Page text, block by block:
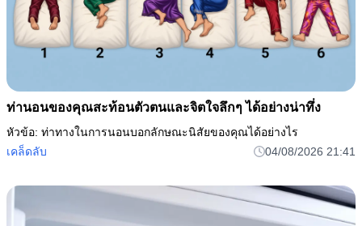
ท่านอนของคุณสะท้อนตัวตนและจิตใจลึกๆ ได้อย่างน่าทึ่ง
หัวข้อ: ท่าทางในการนอนบอกลักษณะนิสัยของคุณได้อย่างไร
เคล็ดลับ
04/08/2026 21:41